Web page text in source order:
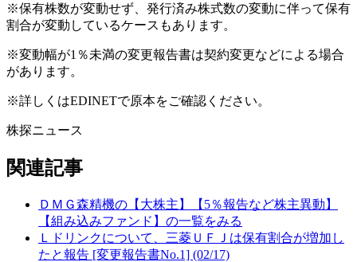
※保有株数が変動せず、発行済み株式数の変動に伴って保有
割合が変動しているケースもあります。
※変動幅が1％未満の変更報告書は契約変更などによる場合
があります。
※詳しくはEDINETで原本をご確認ください。
株探ニュース
関連記事
ＤＭＧ森精機の【大株主】【5％報告など株主異動】
【組み込みファンド】の一覧をみる
Ｌドリンクについて、三菱ＵＦＪは保有割合が増加し
たと報告 [変更報告書No.1] (02/17)